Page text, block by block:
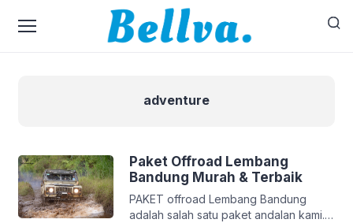
adventure
Paket Offroad Lembang
Bandung Murah & Terbaik
PAKET offroad Lembang Bandung
adalah salah satu paket andalan kami.